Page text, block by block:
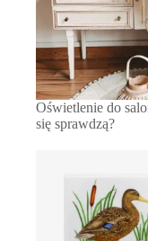
Oświetlenie do
się sprawdzą?